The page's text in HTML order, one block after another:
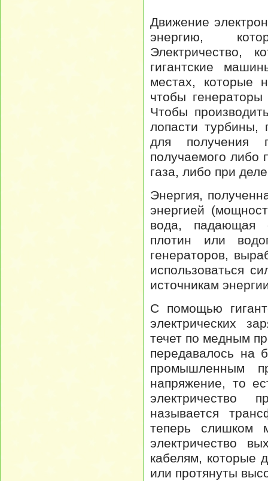
Движение
энергию,
Электричество,
гигантские
местах, которые
чтобы
Чтобы
лопасти турбины,
для получения
получаемого либо
газа, либо при
Энергия,
энергией
вода, падающая
плотин или
генераторов,
использоваться
источникам
С помощью
электрических
течет по медным
передавалось на
промышленным
напряжение, то
электричество
называется
теперь слишком
электричество
кабелям, которые
или протянуты